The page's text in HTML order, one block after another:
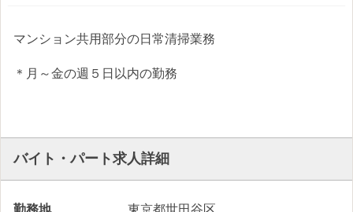
マンション共用部分の日常清掃業務
＊月～金の週５日以内の勤務
バイト・パート求人詳細
勤務地 東京都世田谷区